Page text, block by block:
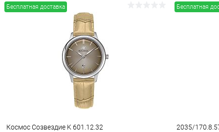
В корзину
В наличии
Бесплатная доставка
Космос Созвездие K 601.12.32
Бесплатная
2035/